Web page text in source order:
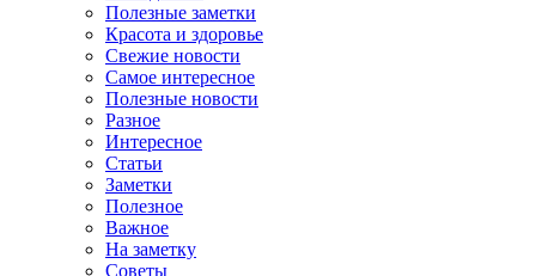
Полезные заметки
Красота и здоровье
Свежие новости
Самое интересное
Полезные новости
Разное
Интересное
Статьи
Заметки
Полезное
Важное
На заметку
Советы